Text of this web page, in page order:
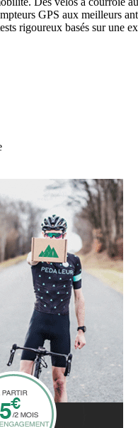
GPS aux meilleurs
rigoureux basés sur une